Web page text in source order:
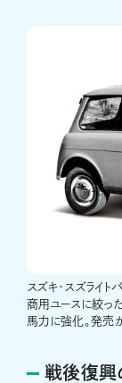
スズキ・スズライ
商用ユースに絞っ
馬力に強化。発売
戦後復興